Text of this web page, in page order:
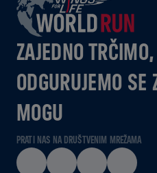
ZAJEDNO
ODGURUJEMO SE
MOGU
PRATI NAS NA DRUŠTVENIM MREŽAMA